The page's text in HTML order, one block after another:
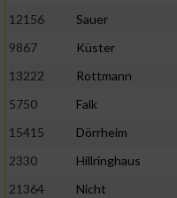
12156
Sauer
9867
Küster
13222
Rottmann
5750
Falk
15415
Dörrheim
2330
Hillringhaus
21364
Nicht